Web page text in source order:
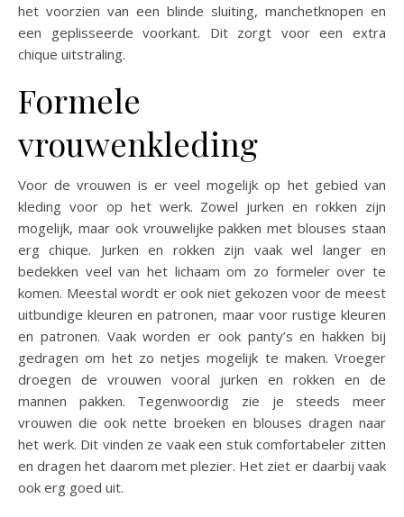
het voorzien van een blinde sluiting, manchetknopen en
een geplisseerde voorkant. Dit zorgt voor een extra
chique uitstraling.
Formele
vrouwenkleding
Voor de vrouwen is er veel mogelijk op het gebied van
kleding voor op het werk. Zowel jurken en rokken zijn
mogelijk, maar ook vrouwelijke pakken met blouses staan
erg chique. Jurken en rokken zijn vaak wel langer en
bedekken veel van het lichaam om zo formeler over te
komen. Meestal wordt er ook niet gekozen voor de meest
uitbundige kleuren en patronen, maar voor rustige kleuren
en patronen. Vaak worden er ook panty’s en hakken bij
gedragen om het zo netjes mogelijk te maken. Vroeger
droegen de vrouwen vooral jurken en rokken en de
mannen pakken. Tegenwoordig zie je steeds meer
vrouwen die ook nette broeken en blouses dragen naar
het werk. Dit vinden ze vaak een stuk comfortabeler zitten
en dragen het daarom met plezier. Het ziet er daarbij vaak
ook erg goed uit.